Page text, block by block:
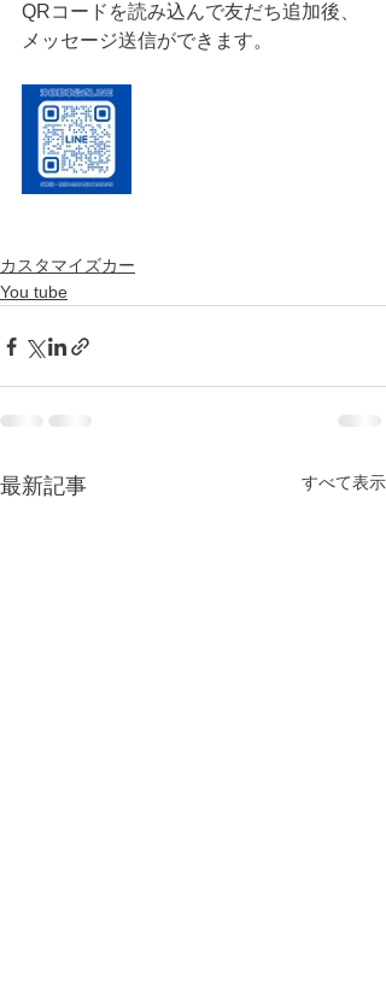
QRコードを読み込んで友だち追加後、
メッセージ送信ができます。
カスタマイズカー
You tube
最新記事 すべて表示